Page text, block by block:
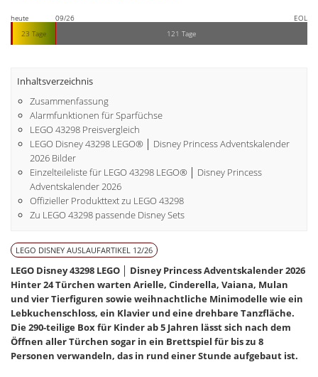
heute 09/26
EOL
23 Tage
121 Tage
Inhaltsverzeichnis
Zusammenfassung
Alarmfunktionen für Sparfüchse
LEGO 43298 Preisvergleich
LEGO Disney 43298 LEGO® │ Disney Princess Adventskalender
2026 Bilder
Einzelteileliste für LEGO 43298 LEGO® │ Disney Princess
Adventskalender 2026
Offizieller Produkttext zu LEGO 43298
Zu LEGO 43298 passende Disney Sets
LEGO DISNEY AUSLAUFARTIKEL 12/26
LEGO Disney 43298 LEGO │ Disney Princess Adventskalender 2026
Hinter 24 Türchen warten Arielle, Cinderella, Vaiana, Mulan
und vier Tierfiguren sowie weihnachtliche Minimodelle wie ein
Lebkuchenschloss, ein Klavier und eine drehbare Tanzfläche.
Die 290-teilige Box für Kinder ab 5 Jahren lässt sich nach dem
Öffnen aller Türchen sogar in ein Brettspiel für bis zu 8
Personen verwandeln, das in rund einer Stunde aufgebaut ist.